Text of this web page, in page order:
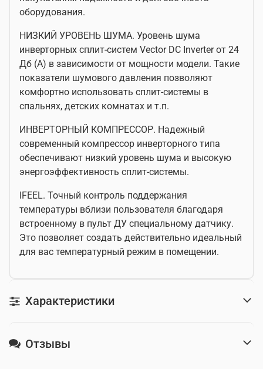
оборудования.
НИЗКИЙ УРОВЕНЬ ШУМА. Уровень шума
инверторных сплит-систем Vector DC Inverter от 24
Дб (А) в зависимости от мощности модели. Такие
показатели шумового давления позволяют
комфортно использовать сплит-системы в
спальнях, детских комнатах и т.п.
ИНВЕРТОРНЫЙ КОМПРЕССОР. Надежный
современный компрессор инверторного типа
обеспечивают низкий уровень шума и высокую
энергоэффективность сплит-системы.
IFEEL. Точный контроль поддержания
температуры вблизи пользователя благодаря
встроенному в пульт ДУ специальному датчику.
Это позволяет создать действительно идеальный
для вас температурный режим в помещении.
Характеристики
Отзывы